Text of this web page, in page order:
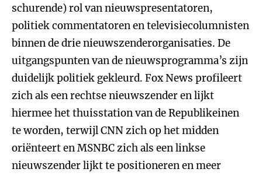
schurende) rol van nieuwspresentatoren,
politiek commentatoren en televisiecolumnisten
binnen de drie nieuwszenderorganisaties. De
uitgangspunten van de nieuwsprogramma’s zijn
duidelijk politiek gekleurd. Fox News profileert
zich als een rechtse nieuwszender en lijkt
hiermee het thuisstation van de Republikeinen
te worden, terwijl CNN zich op het midden
oriënteert en MSNBC zich als een linkse
nieuwszender lijkt te positioneren en meer